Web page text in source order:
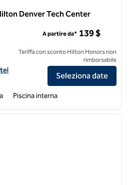
Denver Tech Center
per Homewood Suites by Hilton
A partire da* 139 $
Tariffa con sconto Hilton Honors non
rimborsabile
Seleziona date
Piscina interna